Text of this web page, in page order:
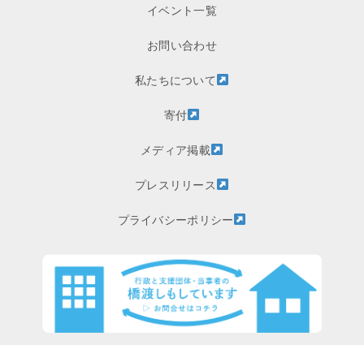
イベント一覧
お問い合わせ
私たちについて
寄付
メディア掲載
プレスリリース
プライバシーポリシー